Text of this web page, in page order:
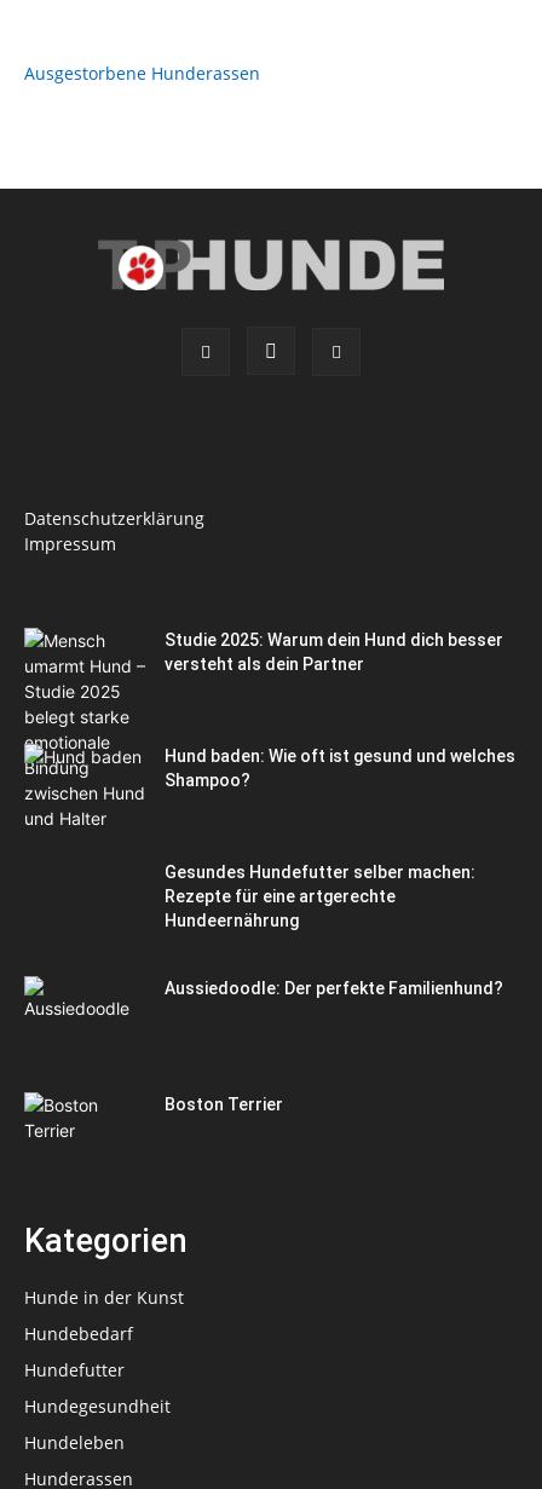
Ausgestorbene Hunderassen
Datenschutzerklärung
Impressum
Studie 2025: Warum dein Hund dich besser
versteht als dein Partner
Hund baden: Wie oft ist gesund und welches
Shampoo?
Gesundes Hundefutter selber machen:
Rezepte für eine artgerechte
Hundeernährung
Aussiedoodle: Der perfekte Familienhund?
Boston Terrier
Kategorien
Hunde in der Kunst
Hundebedarf
Hundefutter
Hundegesundheit
Hundeleben
Hunderassen